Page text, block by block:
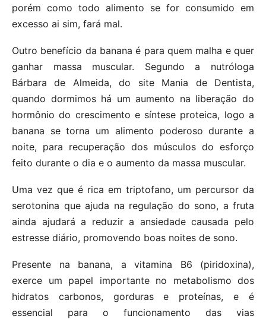
porém como todo alimento se for consumido em
excesso ai sim, fará mal.
Outro benefício da banana é para quem malha e quer
ganhar massa muscular. Segundo a nutróloga
Bárbara de Almeida, do site Mania de Dentista,
quando dormimos há um aumento na liberação do
hormônio do crescimento e síntese proteica, logo a
banana se torna um alimento poderoso durante a
noite, para recuperação dos músculos do esforço
feito durante o dia e o aumento da massa muscular.
Uma vez que é rica em triptofano, um percursor da
serotonina que ajuda na regulação do sono, a fruta
ainda ajudará a reduzir a ansiedade causada pelo
estresse diário, promovendo boas noites de sono.
Presente na banana, a vitamina B6 (piridoxina),
exerce um papel importante no metabolismo dos
hidratos carbonos, gorduras e proteínas, e é
essencial para o funcionamento das vias